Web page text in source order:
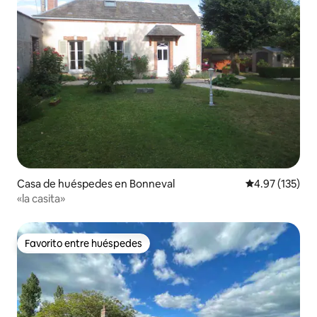
Casa de huéspedes en Bonneval Calificación
4.97 (135)
«la casita»
Favorito entre huéspedes
Favorito entre huéspedes